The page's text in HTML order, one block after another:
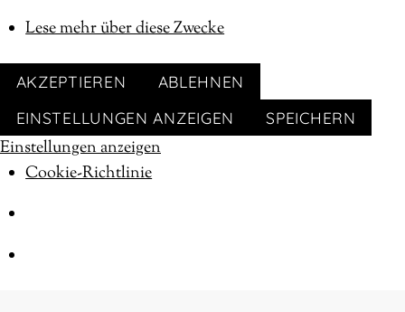
Lese mehr über diese Zwecke
AKZEPTIEREN
ABLEHNEN
EINSTELLUNGEN ANZEIGEN
SPEICHERN
Einstellungen anzeigen
Cookie-Richtlinie